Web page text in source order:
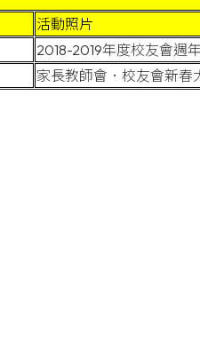
活動照片
2018-2019年度校友會週
家長教師會．校友會新春